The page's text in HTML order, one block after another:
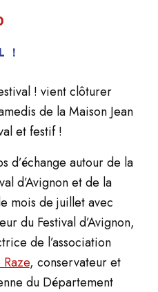
！
! vient clôturer
de la Maison Jean
et festif !
d’échange autour de la
d’Avignon et de la
mois de juillet avec
du Festival d’Avignon,
de l’association
, conservateur et
du Département